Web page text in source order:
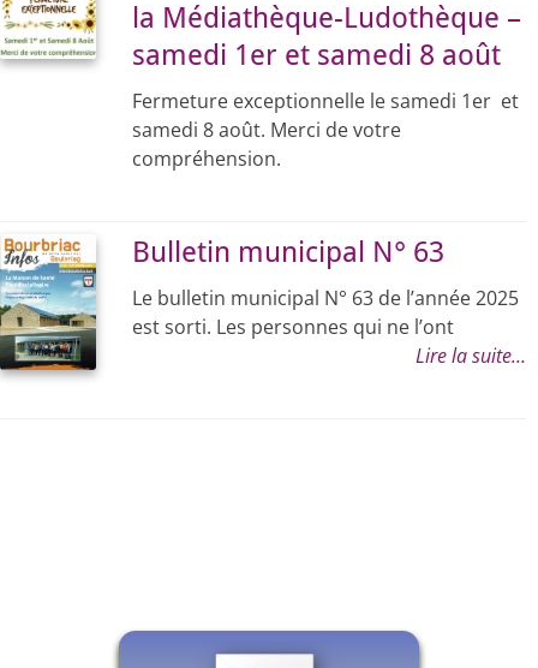
la Médiathèque-Ludothèque –
samedi 1er et samedi 8 août
Fermeture exceptionnelle le samedi 1er et
samedi 8 août. Merci de votre
compréhension.
Bulletin municipal N° 63
Le bulletin municipal N° 63 de l’année 2025
est sorti. Les personnes qui ne l’ont
Lire la suite…